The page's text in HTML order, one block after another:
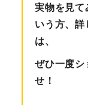
実物を見て
いう方、詳
は、
ぜひ一度シ
せ！